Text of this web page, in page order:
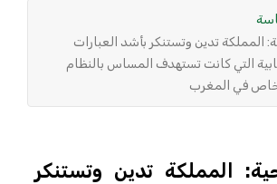
المملكة تدين وتستنكر بأشد العبارات
التي كانت تستهدف المساس بالنظام
في المغرب
المملكة تدين وتستنكر